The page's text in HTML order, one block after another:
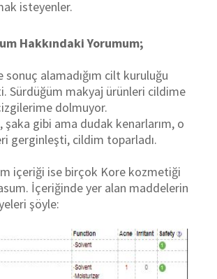
isteyenler.
Hakkındaki Yorumum;
sonuç alamadığım cilt kuruluğu
Sürdüğüm makyaj ürünleri cildime
dolmuyor.
şaka gibi ama dudak kenarlarım, o
gerginleşti, cildim toparladı.
içeriği ise birçok Kore kozmetiği
İçeriğinde yer alan maddelerin
şöyle: